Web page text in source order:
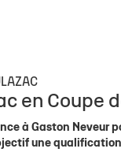
en Coupe
à Gaston Neveur
une